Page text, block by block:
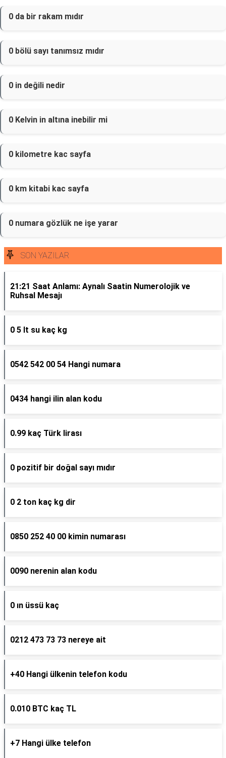
0 da bir rakam mıdır
0 bölü sayı tanımsız mıdır
0 in değili nedir
0 Kelvin in altına inebilir mi
0 kilometre kac sayfa
0 km kitabi kac sayfa
0 numara gözlük ne işe yarar
SON YAZILAR
21:21 Saat Anlamı: Aynalı Saatin Numerolojik ve
Ruhsal Mesajı
0 5 lt su kaç kg
0542 542 00 54 Hangi numara
0434 hangi ilin alan kodu
0.99 kaç Türk lirası
0 pozitif bir doğal sayı mıdır
0 2 ton kaç kg dir
0850 252 40 00 kimin numarası
0090 nerenin alan kodu
0 ın üssü kaç
0212 473 73 73 nereye ait
+40 Hangi ülkenin telefon kodu
0.010 BTC kaç TL
+7 Hangi ülke telefon